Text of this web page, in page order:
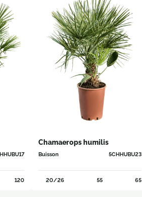
120
Chamaerops humilis
Buisson 5CHHUBU23
20/26 55 65